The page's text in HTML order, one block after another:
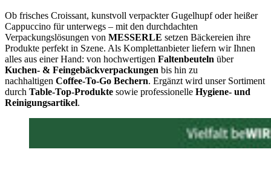
Ob frisches Croissant, kunstvoll verpackter Gugelhupf oder heißer
Cappuccino für unterwegs – mit den durchdachten
Verpackungslösungen von MESSERLE setzen Bäckereien ihre
Produkte perfekt in Szene. Als Komplettanbieter liefern wir Ihnen
alles aus einer Hand: von hochwertigen Faltenbeuteln über
Kuchen- & Feingebäckverpackungen bis hin zu
nachhaltigen Coffee-To-Go Bechern. Ergänzt wird unser Sortiment
durch Table-Top-Produkte sowie professionelle Hygiene- und
Reinigungsartikel.